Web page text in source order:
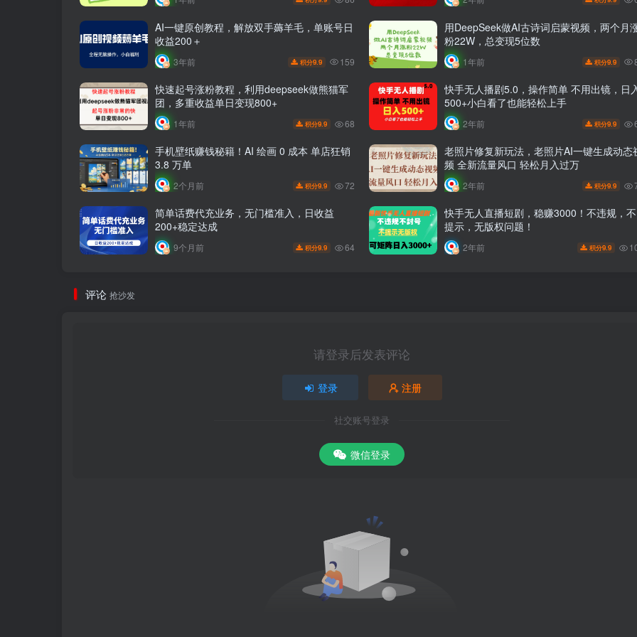
AI一键原创教程，解放双手薅羊毛，单账号日
收益200＋
3年前 积分9.9 159
用DeepSeek做AI古诗词启蒙视频，两个月
粉22W，总变现5位数
1年前 积分9.9
快速起号涨粉教程，利用deepseek做熊猫军
团，多重收益单日变现800+
1年前 积分9.9 68
快手无人播剧5.0，操作简单 不用出镜，日
500+小白看了也能轻松上手
2年前 积分9.9
手机壁纸赚钱秘籍！AI 绘画 0 成本 单店狂销
3.8 万单
2个月前 积分9.9 72
老照片修复新玩法，老照片AI一键生成动态
频 全新流量风口 轻松月入过万
2年前 积分9.9
简单话费代充业务，无门槛准入，日收益
200+稳定达成
9个月前 积分9.9 64
快手无人直播短剧，稳赚3000！不违规，不
提示，无版权问题！
2年前 积分9.9
评论 抢沙发
请登录后发表评论
登录 注册
社交账号登录
微信登录